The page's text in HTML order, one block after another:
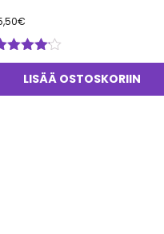
€
tuotteesta:
LISÄÄ OSTOSKORIIN